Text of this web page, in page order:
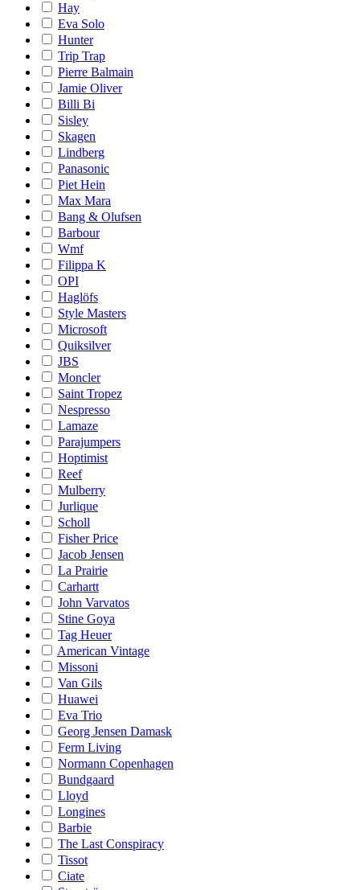
Hay
Eva Solo
Hunter
Trip Trap
Pierre Balmain
Jamie Oliver
Billi Bi
Sisley
Skagen
Lindberg
Panasonic
Piet Hein
Max Mara
Bang & Olufsen
Barbour
Wmf
Filippa K
OPI
Haglöfs
Style Masters
Microsoft
Quiksilver
JBS
Moncler
Saint Tropez
Nespresso
Lamaze
Parajumpers
Hoptimist
Reef
Mulberry
Jurlique
Scholl
Fisher Price
Jacob Jensen
La Prairie
Carhartt
John Varvatos
Stine Goya
Tag Heuer
American Vintage
Missoni
Van Gils
Huawei
Eva Trio
Georg Jensen Damask
Ferm Living
Normann Copenhagen
Bundgaard
Lloyd
Longines
Barbie
The Last Conspiracy
Tissot
Ciate